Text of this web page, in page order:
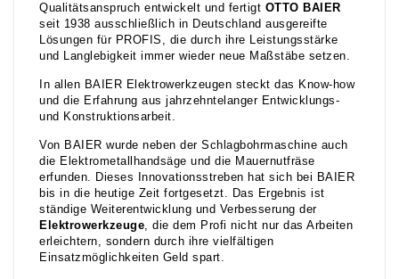
Qualitätsanspruch entwickelt und fertigt OTTO BAIER
seit 1938 ausschließlich in Deutschland ausgereifte
Lösungen für PROFIS, die durch ihre Leistungsstärke
und Langlebigkeit immer wieder neue Maßstäbe setzen.
In allen BAIER Elektrowerkzeugen steckt das Know-how
und die Erfahrung aus jahrzehntelanger Entwicklungs-
und Konstruktionsarbeit.
Von BAIER wurde neben der Schlagbohrmaschine auch
die Elektrometallhandsäge und die Mauernutfräse
erfunden. Dieses Innovationsstreben hat sich bei BAIER
bis in die heutige Zeit fortgesetzt. Das Ergebnis ist
ständige Weiterentwicklung und Verbesserung der
Elektrowerkzeuge, die dem Profi nicht nur das Arbeiten
erleichtern, sondern durch ihre vielfältigen
Einsatzmöglichkeiten Geld spart.